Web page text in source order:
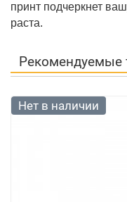
принт подчеркнет
раста.
Рекомендуемые
Нет в наличии